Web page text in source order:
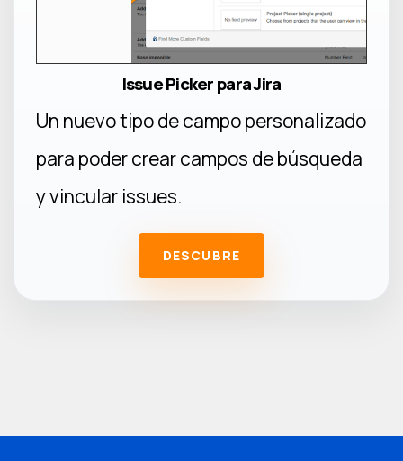
Issue Picker para Jira
Un nuevo tipo de campo personalizado
para poder crear campos de búsqueda
y vincular issues.
DESCUBRE